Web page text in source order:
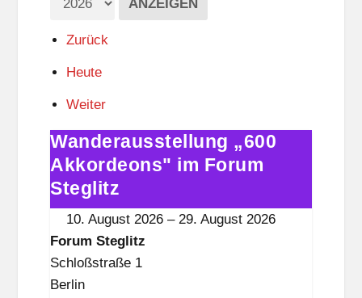
Zurück
Heute
Weiter
Wanderausstellung
„600
Akkordeons"
im
Forum
Steglitz
Wanderausstellung „600
Akkordeons" im Forum
Steglitz
10. August 2026 –29. August 2026
Forum Steglitz
Schloßstraße 1
Berlin